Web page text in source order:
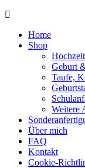
Home
Shop
Geburt
Taufe,
Weitere
Über mich
FAQ
Kontakt
Cookie-